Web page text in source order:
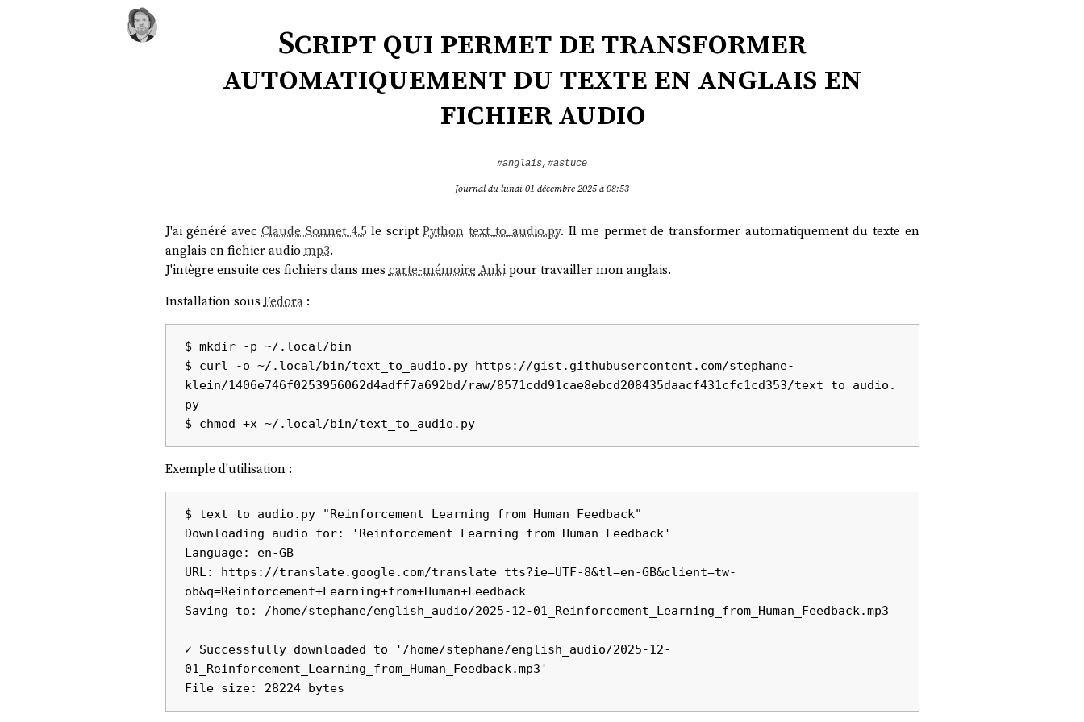
Script qui permet de transformer
automatiquement du texte en anglais en
fichier audio
#anglais, #astuce
Journal du lundi 01 décembre 2025 à 08:53
J'ai généré avecClaude Sonnet 4.5 le scriptPython text_to_audio.py. Il me permet de transformer automatiquement du texte en
anglais en fichier audio mp3.
J'intègre ensuite ces fichiers dans mes carte-mémoire Ankipour travailler mon anglais.
Installation sousFedora:
$ mkdir -p ~/.local/bin
$ curl -o ~/.local/bin/text_to_audio.py https://gist.githubusercontent.com/stephane-
klein/1406e746f0253956062d4adff7a692bd/raw/8571cdd91cae8ebcd208435daacf431cfc1cd353/text_to_audio.
py
$ chmod +x ~/.local/bin/text_to_audio.py
Exemple d'utilisation :
$ text_to_audio.py "Reinforcement Learning from Human Feedback"
Downloading audio for: 'Reinforcement Learning from Human Feedback'
Language: en-GB
URL: https://translate.google.com/translate_tts?ie=UTF-8&tl=en-GB&client=tw-
ob&q=Reinforcement+Learning+from+Human+Feedback
Saving to: /home/stephane/english_audio/2025-12-01_Reinforcement_Learning_from_Human_Feedback.mp3
✓ Successfully downloaded to '/home/stephane/english_audio/2025-12-
01_Reinforcement_Learning_from_Human_Feedback.mp3'